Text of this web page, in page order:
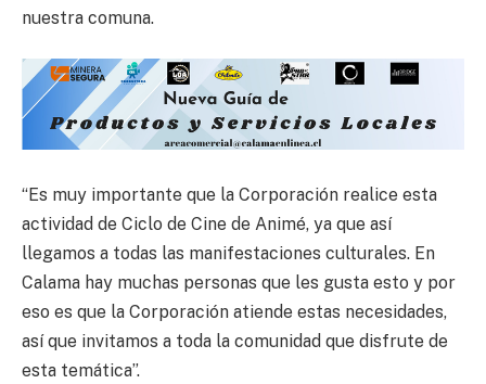
nuestra comuna.
“Es muy importante que la Corporación realice esta
actividad de Ciclo de Cine de Animé, ya que así
llegamos a todas las manifestaciones culturales. En
Calama hay muchas personas que les gusta esto y por
eso es que la Corporación atiende estas necesidades,
así que invitamos a toda la comunidad que disfrute de
esta temática”.